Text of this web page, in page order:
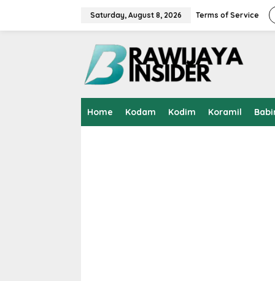
Saturday, August 8, 2026 Terms of Service
Home Kodam Kodim Koramil